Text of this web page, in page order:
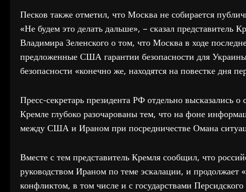
Песков также отметил, что Москва не собирается
«Не будем это делать дальше», – сказал представитель
Владимира Зеленского о том, что Москва в ходе
предложенные США гарантии безопасности для
безопасности «конечно же, находятся на повестке дня
Пресс-секретарь президента РФ отдельно высказались
Кремле глубоко разочарованы тем, что на фоне
между США и Ираном при посредничестве Омана
Вместе с тем представитель Кремля сообщил, что
руководством Ираном по теме эскалации, и продолжает
конфликтом, в том числе и с государствами Персидского